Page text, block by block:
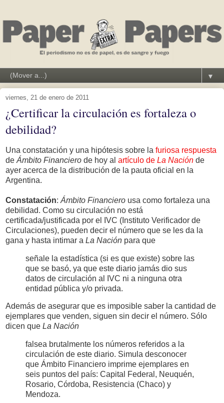
▼
viernes, 21 de enero de 2011
¿Certificar la circulación es fortaleza o
debilidad?
Una constatación y una hipótesis sobre la furiosa respuesta
de Ámbito Financiero de hoy al artículo de La Nación de
ayer acerca de la distribución de la pauta oficial en la
Argentina.
Constatación: Ámbito Financiero usa como fortaleza una
debilidad. Como su circulación no está
certificada/justificada por el IVC (Instituto Verificador de
Circulaciones), pueden decir el número que se les da la
gana y hasta intimar a La Nación para que
señale la estadística (si es que existe) sobre las
que se basó, ya que este diario jamás dio sus
datos de circulación al IVC ni a ninguna otra
entidad pública y/o privada.
Además de asegurar que es imposible saber la cantidad de
ejemplares que venden, siguen sin decir el número. Sólo
dicen que La Nación
falsea brutalmente los números referidos a la
circulación de este diario. Simula desconocer
que Ámbito Financiero imprime ejemplares en
seis puntos del país: Capital Federal, Neuquén,
Rosario, Córdoba, Resistencia (Chaco) y
Mendoza.